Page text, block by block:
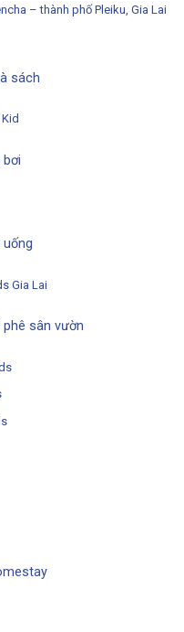
– thành phố Pleiku, Gia Lai
sách
Gia Lai
sân vườn